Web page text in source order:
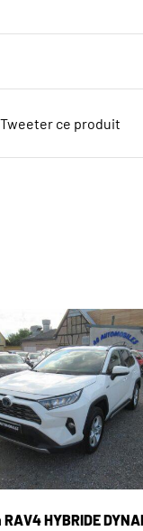
Tweeter ce produit
HYBRIDE